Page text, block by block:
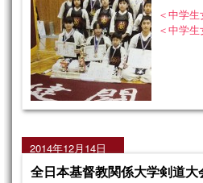
＜中学
＜中学
2014年12月14日
全日本基督教関係大学剣道大